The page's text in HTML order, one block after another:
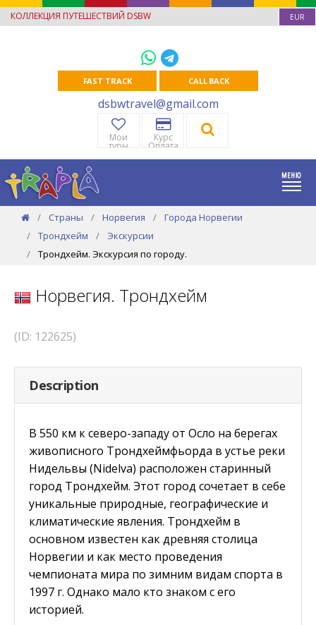
КОЛЛЕКЦИЯ ПУТЕШЕСТВИЙ DSBW EUR
FAST TRACK CALL BACK
dsbwtravel@gmail.com
Мои
туры
Курс
Оплата
Страны Норвегия
Города Норвегии
Трондхейм
Экскурсии
Трондхейм. Экскурсия по городу.
Норвегия. Трондхейм
(ID: 122625)
Description
В 550 км к северо-западу от Осло на берегах
живописного Трондхеймфьорда в устье реки
Нидельвы (Nidelva) расположен старинный
город Трондхейм. Этот город сочетает в себе
уникальные природные, географические и
климатические явления. Трондхейм в
основном известен как древняя столица
Норвегии и как место проведения
чемпионата мира по зимним видам спорта в
1997 г. Однако мало кто знаком с его
историей.